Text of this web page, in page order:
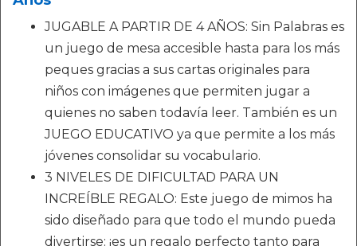
JUGABLE A PARTIR DE 4 AÑOS: Sin Palabras es
un juego de mesa accesible hasta para los más
peques gracias a sus cartas originales para
niños con imágenes que permiten jugar a
quienes no saben todavía leer. También es un
JUEGO EDUCATIVO ya que permite a los más
jóvenes consolidar su vocabulario.
3 NIVELES DE DIFICULTAD PARA UN
INCREÍBLE REGALO: Este juego de mimos ha
sido diseñado para que todo el mundo pueda
divertirse: ¡es un regalo perfecto tanto para